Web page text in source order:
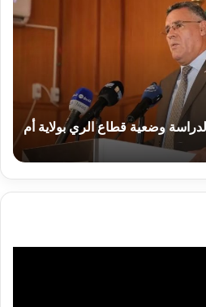
وضعية قطاع الري بولاية أم